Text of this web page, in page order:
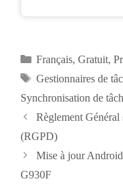
Catégories
Français, Gratuit,
Étiquettes
Gestionnaires de
Synchronisation de
Navigation
des
Règlement Général
(RGPD)
Mise à jour
G930F